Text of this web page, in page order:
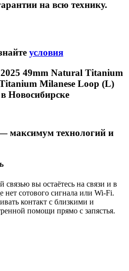
на всю технику.
условия
49mm Natural Titanium
Milanese Loop (L)
Новосибирске
максимум технологий и
вы остаётесь на связи и в
нет сотового сигнала или Wi-Fi.
контакт с близкими и
помощи прямо с запястья.